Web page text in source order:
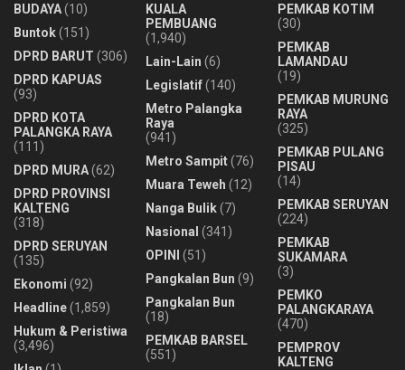
BUDAYA(10)
Buntok(151)
DPRD BARUT (306)
DPRD KAPUAS
(93)
DPRD KOTA
PALANGKA RAYA
(111)
DPRD MURA(62)
DPRD PROVINSI
KALTENG
(318)
DPRD SERUYAN
(135)
Ekonomi (92)
Headline(1,859)
Hukum & Peristiwa
(3,496)
KUALA
PEMBUANG
(1,940)
Lain-Lain (6)
Legislatif(140)
Metro Palangka
Raya
(941)
Metro Sampit(76)
Muara Teweh (12)
Nanga Bulik(7)
Nasional (341)
OPINI
(51)
Pangkalan Bun (9)
Pangkalan Bun
(18)
PEMKAB BARSEL
(551)
PEMKAB KOTIM
(30)
PEMKAB
LAMANDAU
(19)
PEMKAB MURUNG
RAYA
(325)
PEMKAB PULANG
PISAU
(14)
PEMKAB SERUYAN
(224)
PEMKAB
SUKAMARA
(3)
PEMKO
PALANGKARAYA
(470)
PEMPROV
KALTENG